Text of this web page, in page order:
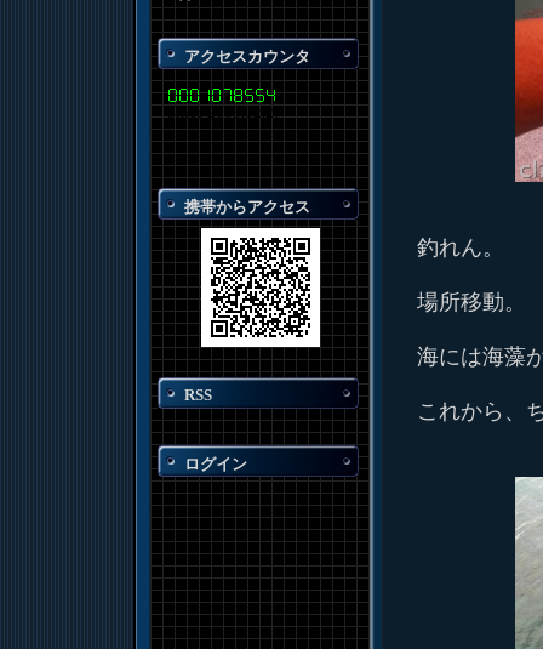
アクセスカウンタ
携帯からアクセス
RSS
ログイン
釣れん。
場所移動。
海には海藻
これから、